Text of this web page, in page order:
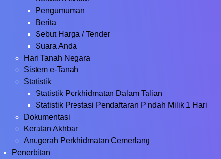
Pengumuman
Berita
Sebut Harga / Tender
Suara Anda
Hari Tanah Negara
Sistem e-Tanah
Statistik
Statistik Perkhidmatan Dalam Talian
Statistik Prestasi Pendaftaran Pindah Milik 1 Hari
Dokumentasi
Keratan Akhbar
Anugerah Perkhidmatan Cemerlang
Penerbitan